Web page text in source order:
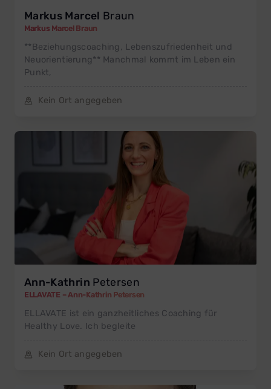
Markus Marcel Braun
Markus Marcel Braun
**Beziehungscoaching, Lebenszufriedenheit und
Neuorientierung** Manchmal kommt im Leben ein
Punkt,
Kein Ort angegeben
Ann-Kathrin Petersen
ELLAVATE – Ann-Kathrin Petersen
ELLAVATE ist ein ganzheitliches Coaching für
Healthy Love. Ich begleite
Kein Ort angegeben